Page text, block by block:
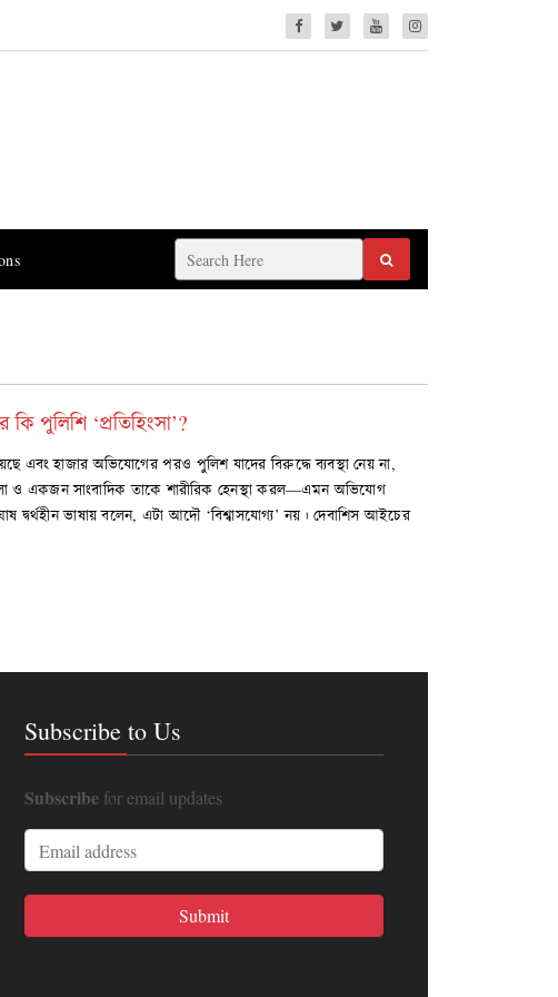
পুলিশি ‘প্রতিহিংসা’?
এবং হাজার অভিযোগের পরও পুলিশ যাদের বিরুদ্ধে ব্যবস্থা নেয় না,
ও একজন সাংবাদিক তাকে শারীরিক হেনস্থা করল—এমন অভিযোগ
দ্বর্থহীন ভাষায় বলেন, এটা আদৌ ‘বিশ্বাসযোগ্য’ নয়। দেবাশিস আইচের
Subscribe to Us
Subscribefor email updates